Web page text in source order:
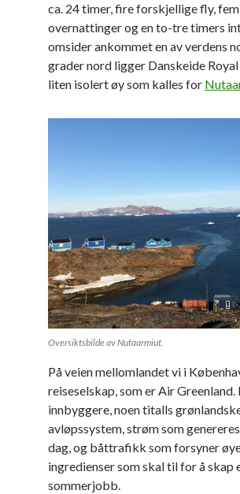
ca. 24 timer, fire forskjellige fly,
overnattinger og en to-tre timers
omsider ankommet en av verdens
grader nord ligger Danskeide
liten isolert øy som kalles for
Oversiktsbilde av Nutaarmiut.
På veien mellomlandet vi i
reiseselskap, som er Air
innbyggere, noen titalls
avløpssystem, strøm som
dag, og båttrafikk som forsyner
ingredienser som skal til for å skap
sommerjobb.